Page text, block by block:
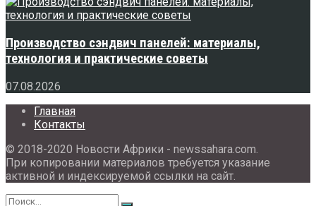
Производство сэндвич панелей: материалы,
технология и практические советы
07.08.2026
Главная
Контакты
© 2018-2020 Новости Африки - newssahara.com.
При копировании материалов требуется указание
активной и индексируемой ссылки на сайт.